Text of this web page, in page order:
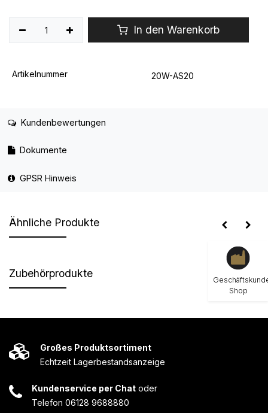
In den Warenkorb
Artikelnummer 20W-AS20
Kundenbewertungen
Dokumente
GPSR Hinweis
Ähnliche Produkte
Zubehörprodukte
Großes Produktsortiment
Echtzeit Lagerbestandsanzeige
Kundenservice per Chat oder
Telefon 06128 9688880
Shop